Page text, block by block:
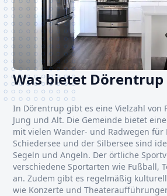
Was bietet Dörentrup
In Dörentrup gibt es eine Vielzahl von
Jung und Alt. Die Gemeinde bietet
mit vielen Wander- und Radwegen
Schiedersee und der Silbersee sind
Segeln und Angeln. Der örtliche
verschiedene Sportarten wie Fußball,
an. Zudem gibt es regelmäßig
wie Konzerte und